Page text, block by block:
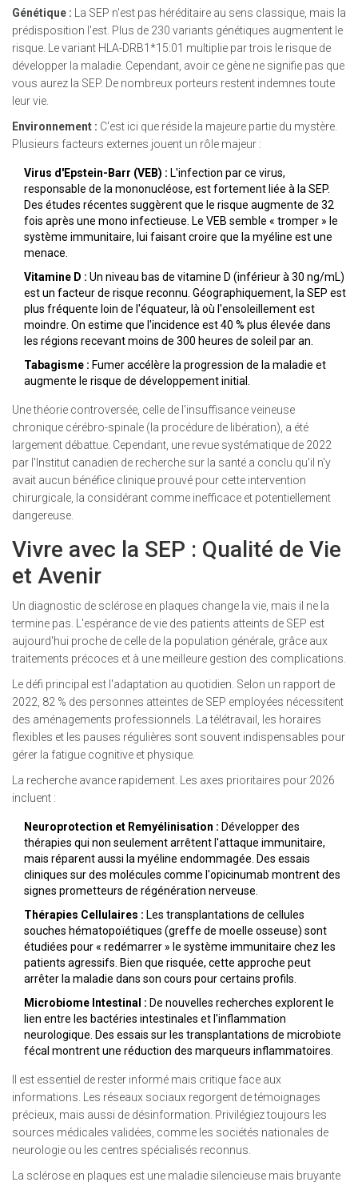
Génétique : La SEP n'est pas héréditaire au sens classique, mais la
prédisposition l'est. Plus de 230 variants génétiques augmentent le
risque. Le variant HLA-DRB1*15:01 multiplie par trois le risque de
développer la maladie. Cependant, avoir ce gène ne signifie pas que
vous aurez la SEP. De nombreux porteurs restent indemnes toute
leur vie.
Environnement : C'est ici que réside la majeure partie du mystère.
Plusieurs facteurs externes jouent un rôle majeur :
Virus d'Epstein-Barr (VEB) : L'infection par ce virus,
responsable de la mononucléose, est fortement liée à la SEP.
Des études récentes suggèrent que le risque augmente de 32
fois après une mono infectieuse. Le VEB semble « tromper » le
système immunitaire, lui faisant croire que la myéline est une
menace.
Vitamine D : Un niveau bas de vitamine D (inférieur à 30 ng/mL)
est un facteur de risque reconnu. Géographiquement, la SEP est
plus fréquente loin de l'équateur, là où l'ensoleillement est
moindre. On estime que l'incidence est 40 % plus élevée dans
les régions recevant moins de 300 heures de soleil par an.
Tabagisme : Fumer accélère la progression de la maladie et
augmente le risque de développement initial.
Une théorie controversée, celle de l'insuffisance veineuse
chronique cérébro-spinale (la procédure de libération), a été
largement débattue. Cependant, une revue systématique de 2022
par l'Institut canadien de recherche sur la santé a conclu qu'il n'y
avait aucun bénéfice clinique prouvé pour cette intervention
chirurgicale, la considérant comme inefficace et potentiellement
dangereuse.
Vivre avec la SEP : Qualité de Vie
et Avenir
Un diagnostic de sclérose en plaques change la vie, mais il ne la
termine pas. L'espérance de vie des patients atteints de SEP est
aujourd'hui proche de celle de la population générale, grâce aux
traitements précoces et à une meilleure gestion des complications.
Le défi principal est l'adaptation au quotidien. Selon un rapport de
2022, 82 % des personnes atteintes de SEP employées nécessitent
des aménagements professionnels. La télétravail, les horaires
flexibles et les pauses régulières sont souvent indispensables pour
gérer la fatigue cognitive et physique.
La recherche avance rapidement. Les axes prioritaires pour 2026
incluent :
Neuroprotection et Remyélinisation : Développer des
thérapies qui non seulement arrêtent l'attaque immunitaire,
mais réparent aussi la myéline endommagée. Des essais
cliniques sur des molécules comme l'opicinumab montrent des
signes prometteurs de régénération nerveuse.
Thérapies Cellulaires : Les transplantations de cellules
souches hématopoïétiques (greffe de moelle osseuse) sont
étudiées pour « redémarrer » le système immunitaire chez les
patients agressifs. Bien que risquée, cette approche peut
arrêter la maladie dans son cours pour certains profils.
Microbiome Intestinal : De nouvelles recherches explorent le
lien entre les bactéries intestinales et l'inflammation
neurologique. Des essais sur les transplantations de microbiote
fécal montrent une réduction des marqueurs inflammatoires.
Il est essentiel de rester informé mais critique face aux
informations. Les réseaux sociaux regorgent de témoignages
précieux, mais aussi de désinformation. Privilégiez toujours les
sources médicales validées, comme les sociétés nationales de
neurologie ou les centres spécialisés reconnus.
La sclérose en plaques est une maladie silencieuse mais bruyante